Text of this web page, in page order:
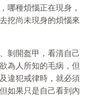
種煩惱正在現身，
挖尚未現身的煩惱來
剝開盔甲，看清自己
欲為人所知的毛病，但
違犯戒律時，就必須
如果只是自己看到內